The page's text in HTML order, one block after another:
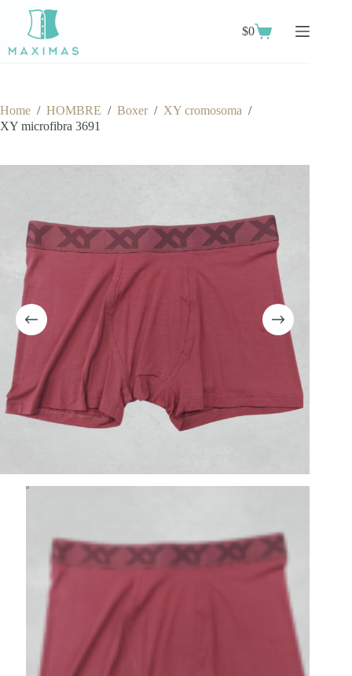
content
Shopping
$0
Home / HOMBRE / Boxer / XY cromosoma /
XY microfibra 3691